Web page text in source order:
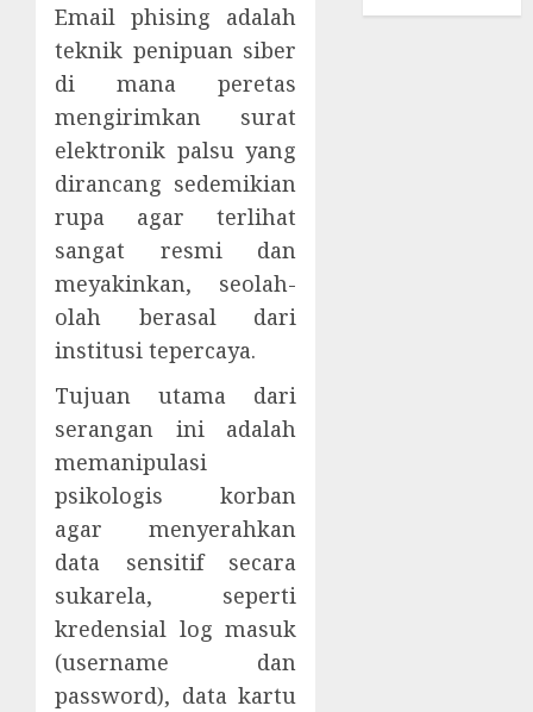
Email phising adalah
teknik penipuan siber
di mana peretas
mengirimkan surat
elektronik palsu yang
dirancang sedemikian
rupa agar terlihat
sangat resmi dan
meyakinkan, seolah-
olah berasal dari
institusi tepercaya.
Tujuan utama dari
serangan ini adalah
memanipulasi
psikologis korban
agar menyerahkan
data sensitif secara
sukarela, seperti
kredensial log masuk
(username dan
password), data kartu